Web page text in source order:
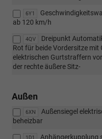
6Y1
ab 120 km/h
4QV
Dreipunkt
Rot für beide Vordersitze
elektrischen Gurtstraffern
der rechte äußere Sitz-
Außen
6XN
Außensiegel
beheizbar
Anhängerkupplung